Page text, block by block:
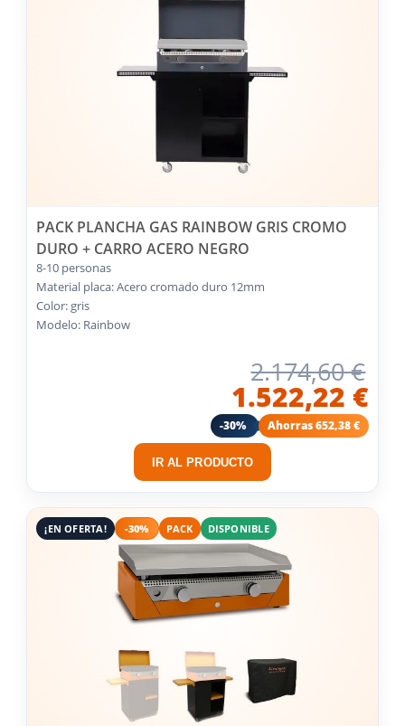
PACK PLANCHA GAS RAINBOW GRIS CROMO
DURO + CARRO ACERO NEGRO
8-10 personas
Material placa: Acero cromado duro 12mm
Color: gris
Modelo: Rainbow
2.174,60 €
1.522,22 €
-30% Ahorras 652,38 €
IR AL PRODUCTO
¡EN OFERTA! -30% PACK DISPONIBLE